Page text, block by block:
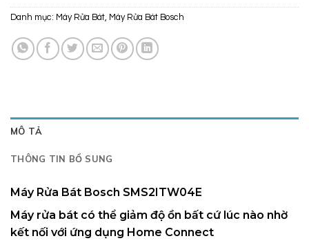
Danh mục: Máy Rửa Bát, Máy Rửa Bát Bosch
MÔ TẢ
THÔNG TIN BỔ SUNG
Máy Rửa Bát Bosch SMS2ITW04E
Máy rửa bát có thể giảm độ ồn bất cứ lúc nào nhờ
kết nối với ứng dụng Home Connect